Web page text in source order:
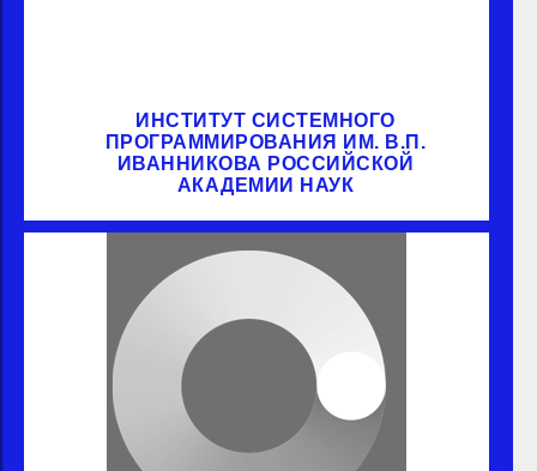
ИНСТИТУТ СИСТЕМНОГО
ПРОГРАММИРОВАНИЯ ИМ. В.П.
ИВАННИКОВА РОССИЙСКОЙ
АКАДЕМИИ НАУК